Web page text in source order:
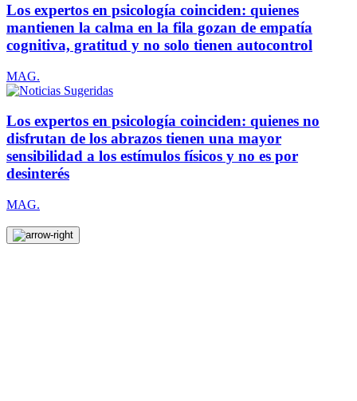
Los expertos en psicología coinciden: quienes
mantienen la calma en la fila gozan de empatía
cognitiva, gratitud y no solo tienen autocontrol
MAG.
Los expertos en psicología coinciden: quienes no
disfrutan de los abrazos tienen una mayor
sensibilidad a los estímulos físicos y no es por
desinterés
MAG.